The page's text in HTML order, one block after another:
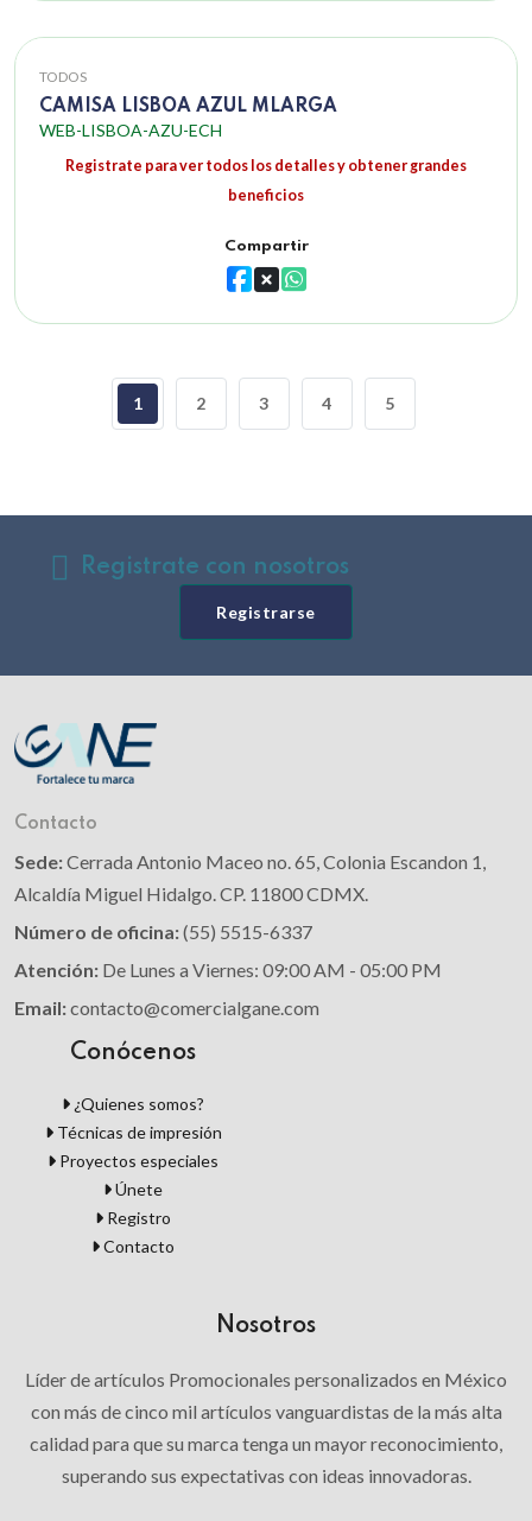
TODOS
CAMISA LISBOA AZUL MLARGA
WEB-LISBOA-AZU-ECH
Registrate para ver todos los detalles y obtener grandes
beneficios
Compartir
1 2 3 4 5
Registrate con nosotros
Registrarse
Contacto
Sede:Cerrada Antonio Maceo no. 65, Colonia Escandon 1,
Alcaldía Miguel Hidalgo. CP. 11800 CDMX.
Número de oficina:(55) 5515-6337
Atención: De Lunes a Viernes: 09:00 AM - 05:00 PM
Email:contacto@comercialgane.com
Conócenos
¿Quienes somos?
Técnicas de impresión
Proyectos especiales
Únete
Registro
Contacto
Nosotros
Líder de artículos Promocionales personalizados en México
con más de cinco mil artículos vanguardistas de la más alta
calidad para que su marca tenga un mayor reconocimiento,
superando sus expectativas con ideas innovadoras.